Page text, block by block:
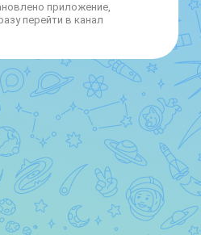
приложение,
перейти в канал